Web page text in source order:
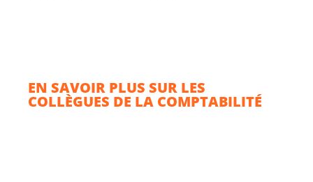
EN SAVOIR PLUS SUR LES
COLLÈGUES DE LA COMPTABILITÉ